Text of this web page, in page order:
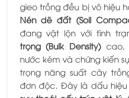
gieo trồng đều bị vô hiệu
Nén dẽ đất (Soil
đang vật lộn với tình
trọng (Bulk Density)cao,
nước kém và chứng kiến
trọng năng suất cây
đơn độc. Đây là dấu hiệu